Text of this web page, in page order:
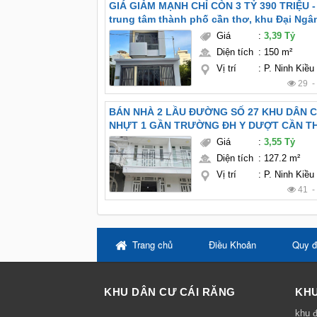
GIÁ GIẢM MẠNH CHỈ CÒN 3 TỶ 390 TRIỆU - Bán nhà
trung tâm thành phố cần thơ, khu Đại
Giá :3,39 Tỷ
Diện tích : 150 m²
Vị trí
: P. Ninh
29 -
BÁN NHÀ 2 LẦU ĐƯỜNG SỐ 27 KHU DÂN
NHỰT 1 GẦN TRƯỜNG ĐH Y DƯỢT CẦN
Giá :3,55 Tỷ
Diện tích : 127.2 m²
Vị trí
: P. Ninh
41 -
Trang chủ Điều Khoản Quy
KHU DÂN CƯ CÁI RĂNG
khu